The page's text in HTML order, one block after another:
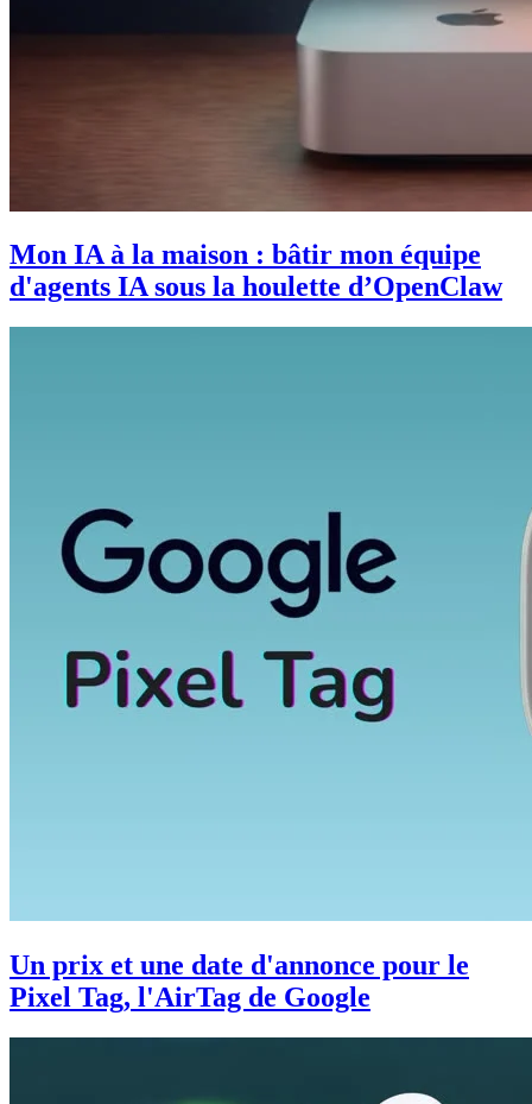
Mon IA à la maison : bâtir mon équipe
d'agents IA sous la houlette d’OpenClaw
Un prix et une date d'annonce pour le
Pixel Tag, l'AirTag de Google